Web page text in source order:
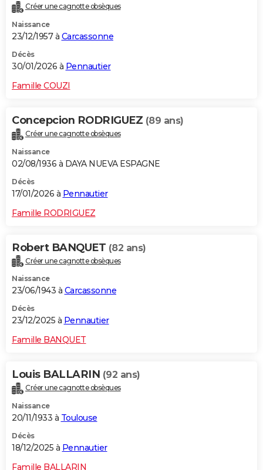
Créer une cagnotte obsèques
Naissance
23/12/1957 à Carcassonne
Décès
30/01/2026 à Pennautier
Famille COUZI
Concepcion RODRIGUEZ (89 ans)
Créer une cagnotte obsèques
Naissance
02/08/1936 à DAYA NUEVA ESPAGNE
Décès
17/01/2026 à Pennautier
Famille RODRIGUEZ
Robert BANQUET (82 ans)
Créer une cagnotte obsèques
Naissance
23/06/1943 à Carcassonne
Décès
23/12/2025 à Pennautier
Famille BANQUET
Louis BALLARIN (92 ans)
Créer une cagnotte obsèques
Naissance
20/11/1933 à Toulouse
Décès
18/12/2025 à Pennautier
Famille BALLARIN